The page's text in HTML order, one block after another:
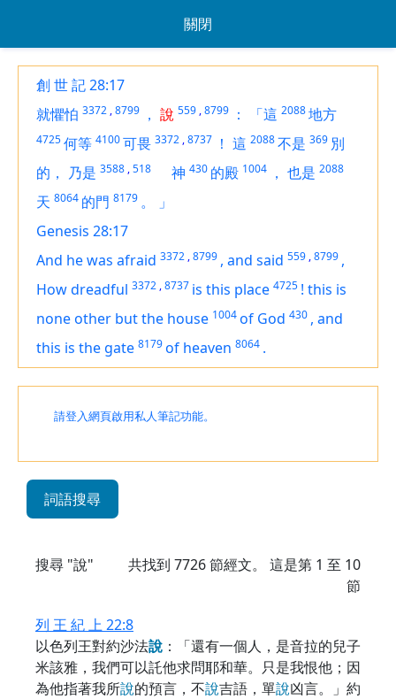
關閉
創 世 記 28:17
就懼怕 3372 ,8799 ， 說 559 ,8799 ： 「這 2088地方
4725何等 4100可畏 3372 ,8737 ！ 這 2088不是 369 別
的， 乃是 3588 ,518 神 430 的殿 1004 ， 也是 2088
天 8064 的門 8179 。
」
Genesis 28:17
And he was afraid 3372 ,8799 , and said 559 ,8799 ,
How dreadful 3372 ,8737 is this place 4725 ! this is
none other but the house 1004of God 430 , and
this is the gate 8179of heaven 8064 .
請登入網頁啟用私人筆記功能。
詞語搜尋
搜尋 "說" 共找到 7726節經文。 這是第 1 至 10
節
列 王 紀 上 22:8
以色列王對約沙法說 ：「還有一個人，是音拉的兒子
米該雅，我們可以託他求問耶和華。只是我恨他；因
為他指著我所說的預言，不說吉語，單說凶言。」約